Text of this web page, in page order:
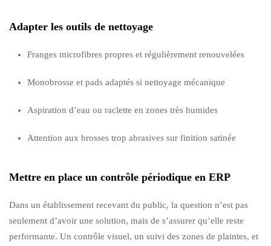
Adapter les outils de nettoyage
Franges microfibres propres et régulièrement renouvelées
Monobrosse et pads adaptés si nettoyage mécanique
Aspiration d’eau ou raclette en zones très humides
Attention aux brosses trop abrasives sur finition satinée
Mettre en place un contrôle périodique en ERP
Dans un établissement recevant du public, la question n’est pas
seulement d’avoir une solution, mais de s’assurer qu’elle reste
performante. Un contrôle visuel, un suivi des zones de plaintes, et